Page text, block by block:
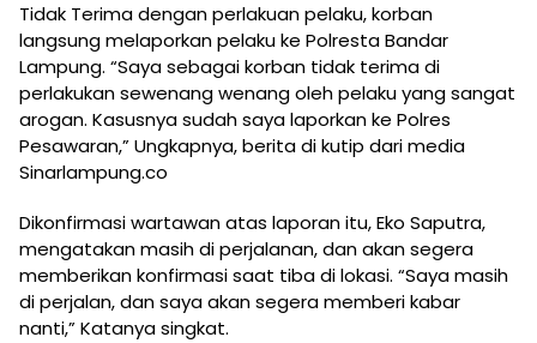
Tidak Terima dengan perlakuan pelaku, korban
langsung melaporkan pelaku ke Polresta Bandar
Lampung. “Saya sebagai korban tidak terima di
perlakukan sewenang wenang oleh pelaku yang sangat
arogan. Kasusnya sudah saya laporkan ke Polres
Pesawaran,” Ungkapnya, berita di kutip dari media
Sinarlampung.co
Dikonfirmasi wartawan atas laporan itu, Eko Saputra,
mengatakan masih di perjalanan, dan akan segera
memberikan konfirmasi saat tiba di lokasi. “Saya masih
di perjalan, dan saya akan segera memberi kabar
nanti,” Katanya singkat.